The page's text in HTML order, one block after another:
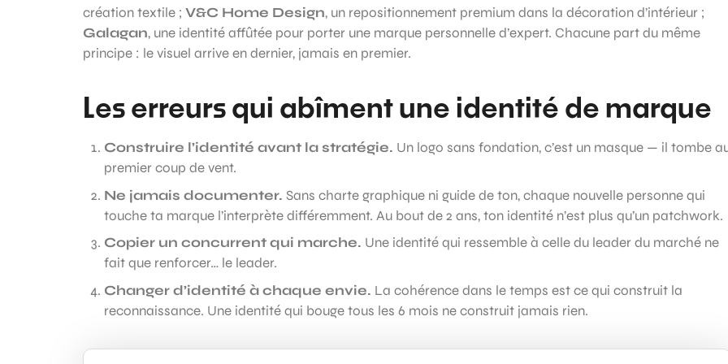
création textile ; V&C Home Design, un repositionnement premium dans la décoration d’intérieur ;
Galagan, une identité affûtée pour porter une marque personnelle d’expert. Chacune part du même
principe : le visuel arrive en dernier, jamais en premier.
Les erreurs qui abîment une identité de marque
Construire l’identité avant la stratégie. Un logo sans fondation, c’est un masque — il tombe
premier coup de vent.
Ne jamais documenter. Sans charte graphique ni guide de ton, chaque nouvelle personne qui
touche ta marque l’interprète différemment. Au bout de 2 ans, ton identité n’est plus qu’un patchwork.
Copier un concurrent qui marche. Une identité qui ressemble à celle du leader du marché ne
fait que renforcer… le leader.
Changer d’identité à chaque envie. La cohérence dans le temps est ce qui construit la
reconnaissance. Une identité qui bouge tous les 6 mois ne construit jamais rien.